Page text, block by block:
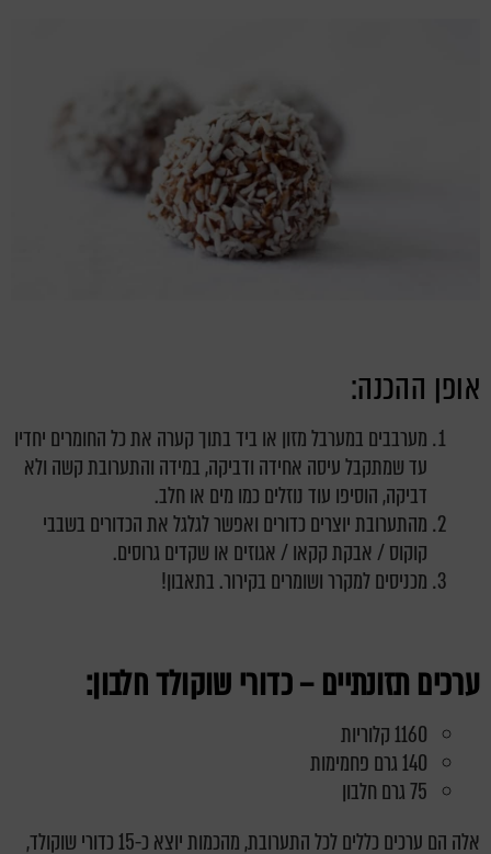
אופן ההכנה:
מערבבים במערבל מזון או ביד בתוך קערה את כל החומרים יחדיו
עד שמתקבל עיסה אחידה ודביקה, במידה והתערובת קשה ולא
דביקה, הוסיפו עוד נוזלים כמו מים או חלב.
מהתערובת יוצרים כדורים ואפשר לגלגל את הכדורים בשבבי
קוקוס / אבקת קקאו / אגוזים או שקדים גרוסים.
מכניסים למקרר ושומרים בקירור. בתאבון!
ערכים תזונתיים – כדורי שוקולד חלבון:
1160 קלוריות
140 גרם פחמימות
75 גרם חלבון
אלה הם ערכים כללים לכל התערובת, מהכמות יוצא כ-15 כדורי שוקולד,